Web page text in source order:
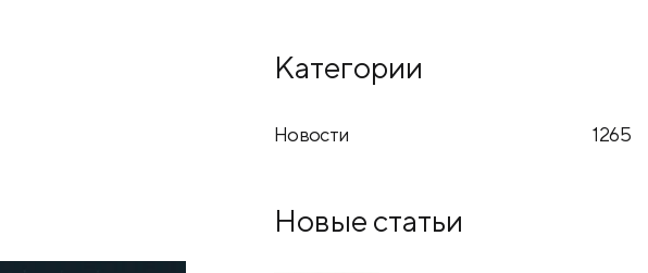
Категории
Новости 1265
Новые статьи